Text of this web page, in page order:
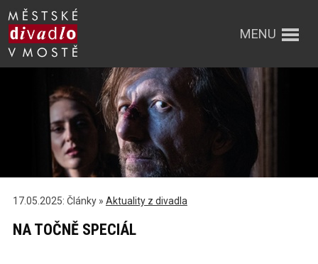
MENU
17.05.2025: Články » Aktuality z divadla
NA TOČNĚ SPECIÁL